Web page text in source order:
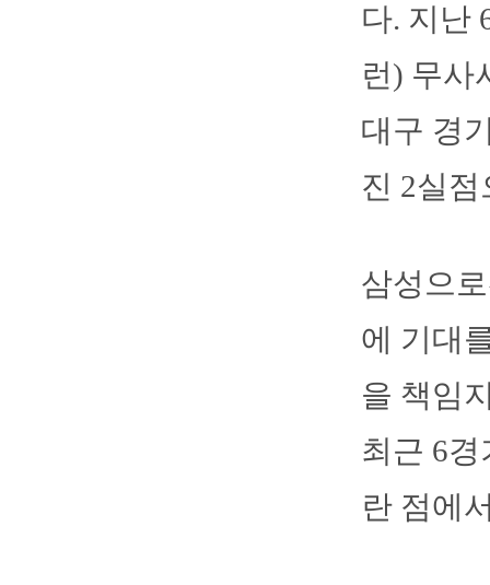
다. 지난
런) 무사
대구 경
진 2실
삼성으
에 기대
을 책임
최근 6
란 점에